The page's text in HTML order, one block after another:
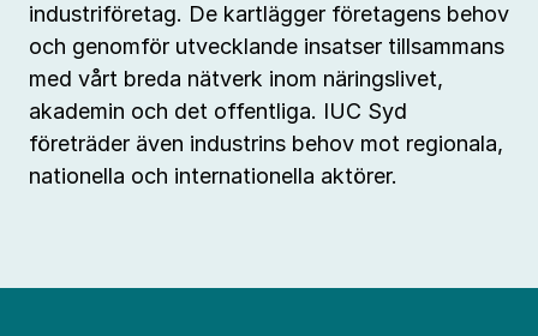
industriföretag. De kartlägger företagens behov
och genomför utvecklande insatser tillsammans
med vårt breda nätverk inom näringslivet,
akademin och det offentliga. IUC Syd
företräder även industrins behov mot regionala,
nationella och internationella aktörer.